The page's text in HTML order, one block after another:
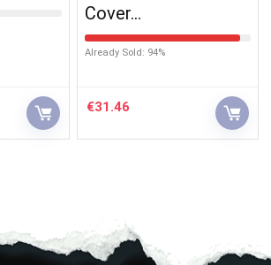
Cover…
Already Sold: 94%
€31.46